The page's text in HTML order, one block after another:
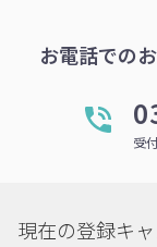
お電話での
受
現在の登録キャ